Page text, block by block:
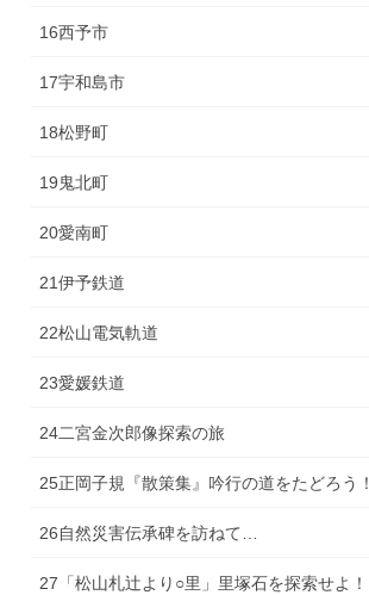
16西予市
17宇和島市
18松野町
19鬼北町
20愛南町
21伊予鉄道
22松山電気軌道
23愛媛鉄道
24二宮金次郎像探索の旅
25正岡子規『散策集』吟行の道をたどろう！
26自然災害伝承碑を訪ねて…
27「松山札辻より○里」里塚石を探索せよ！